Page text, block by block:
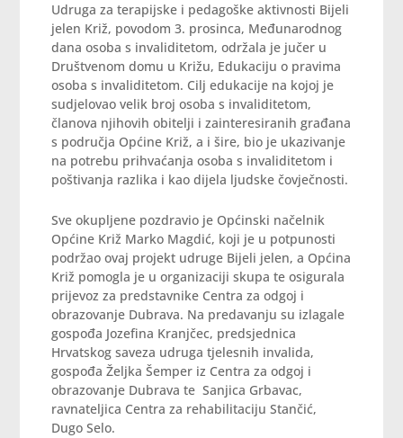
Udruga za terapijske i pedagoške aktivnosti Bijeli
jelen Križ, povodom 3. prosinca, Međunarodnog
dana osoba s invaliditetom, održala je jučer u
Društvenom domu u Križu, Edukaciju o pravima
osoba s invaliditetom. Cilj edukacije na kojoj je
sudjelovao velik broj osoba s invaliditetom,
članova njihovih obitelji i zainteresiranih građana
s područja Općine Križ, a i šire, bio je ukazivanje
na potrebu prihvaćanja osoba s invaliditetom i
poštivanja razlika i kao dijela ljudske čovječnosti.
Sve okupljene pozdravio je Općinski načelnik
Općine Križ Marko Magdić, koji je u potpunosti
podržao ovaj projekt udruge Bijeli jelen, a Općina
Križ pomogla je u organizaciji skupa te osigurala
prijevoz za predstavnike Centra za odgoj i
obrazovanje Dubrava. Na predavanju su izlagale
gospođa Jozefina Kranjčec, predsjednica
Hrvatskog saveza udruga tjelesnih invalida,
gospođa Željka Šemper iz Centra za odgoj i
obrazovanje Dubrava te Sanjica Grbavac,
ravnateljica Centra za rehabilitaciju Stančić,
Dugo Selo.